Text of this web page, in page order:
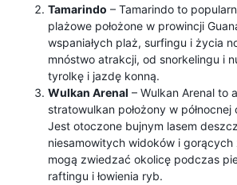
Tamarindo – Tamarindo to
plażowe położone w prowincji
wspaniałych plaż, surfingu i życia
mnóstwo atrakcji, od snorkelingu i
tyrolkę i jazdę konną.
Wulkan Arenal – Wulkan Arenal to
stratowulkan położony w
Jest otoczone bujnym lasem
niesamowitych widoków i gorących
mogą zwiedzać okolicę podczas
raftingu i łowienia ryb.